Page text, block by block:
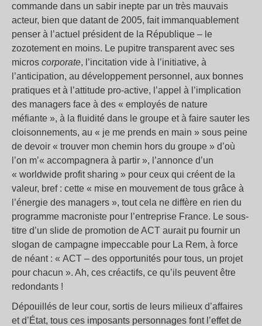
commande dans un sabir inepte par un très mauvais
acteur, bien que datant de 2005, fait immanquablement
penser à l’actuel président de la République – le
zozotement en moins. Le pupitre transparent avec ses
micros corporate, l’incitation vide à l’initiative, à
l’anticipation, au développement personnel, aux bonnes
pratiques et à l’attitude pro-active, l’appel à l’implication
des managers face à des « employés de nature
méfiante », à la fluidité dans le groupe et à faire sauter les
cloisonnements, au « je me prends en main » sous peine
de devoir « trouver mon chemin hors du groupe » d’où
l’on m’« accompagnera à partir », l’annonce d’un
« worldwide profit sharing » pour ceux qui créent de la
valeur, bref : cette « mise en mouvement de tous grâce à
l’énergie des managers », tout cela ne diffère en rien du
programme macroniste pour l’entreprise France. Le sous-
titre d’un slide de promotion de ACT aurait pu fournir un
slogan de campagne impeccable pour La Rem, à force
de néant : « ACT – des opportunités pour tous, un projet
pour chacun ». Ah, ces créactifs, ce qu’ils peuvent être
redondants !
Dépouillés de leur cour, sortis de leurs milieux d’affaires
et d’État, tous ces imposants personnages font l’effet de